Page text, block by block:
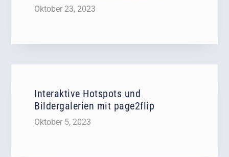
Oktober 23, 2023
Interaktive Hotspots und
Bildergalerien mit page2flip
Oktober 5, 2023